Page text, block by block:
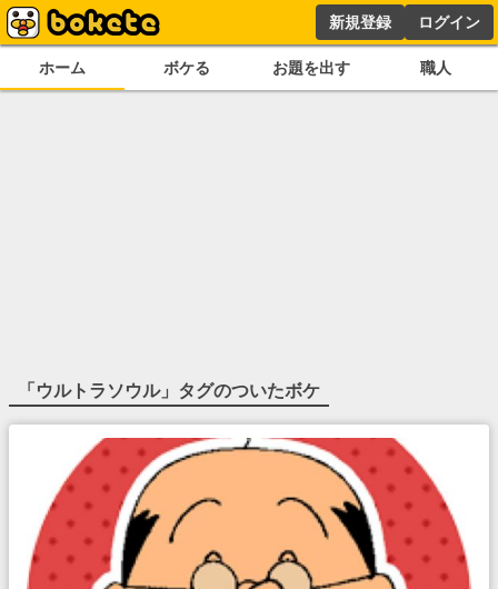
新規登録 ログイン
ホーム ボケる お題を出す 職人
「ウルトラソウル」タグのついたボケ